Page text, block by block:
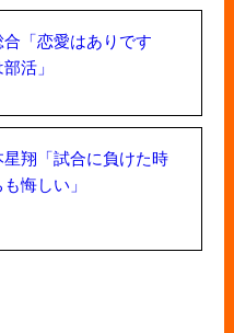
「恋愛はありです
活」
翔「試合に負けた時
悔しい」